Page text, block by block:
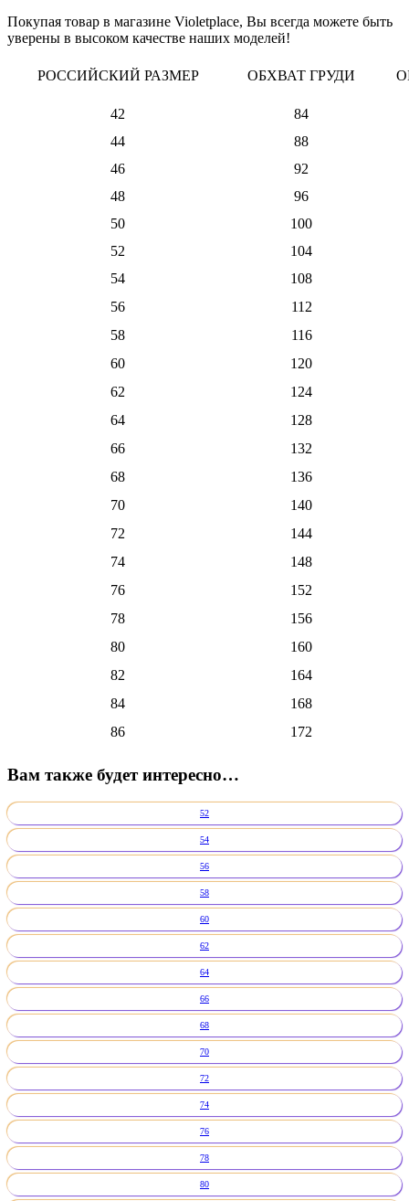
Покупая товар в магазине Violetplace, Вы всегда можете быть
уверены в высоком качестве наших моделей!
РОССИЙСКИЙ РАЗМЕР ОБХВАТ ГРУДИ
42
84
44
88
46
92
48
96
50
100
52
104
54
108
56
112
58
116
60
120
62
124
64
128
66
132
68
136
70
140
72
144
74
148
76
152
78
156
80
160
82
164
84
168
86
172
Вам также будет интересно…
52
54
56
58
60
62
64
66
68
70
72
74
76
78
80